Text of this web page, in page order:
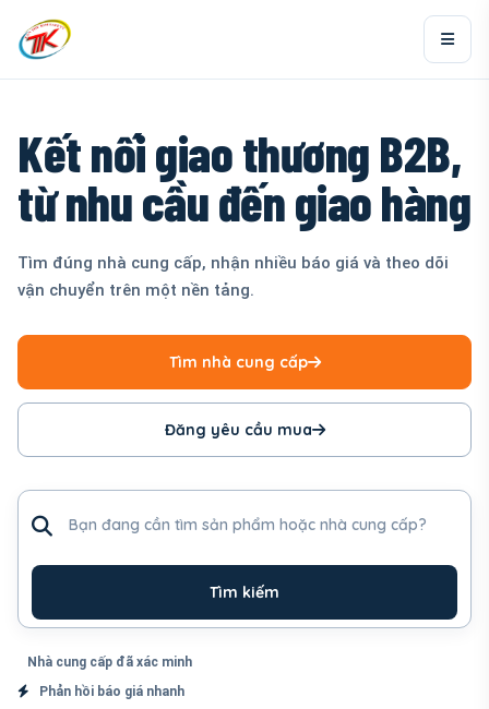
Kết nối giao thương B2B,
từ nhu cầu đến giao hàng
Tìm đúng nhà cung cấp, nhận nhiều báo giá và theo dõi
vận chuyển trên một nền tảng.
Tìm nhà cung cấp
Đăng yêu cầu mua
Tìm kiếm
Nhà cung cấp đã xác minh
Phản hồi báo giá nhanh